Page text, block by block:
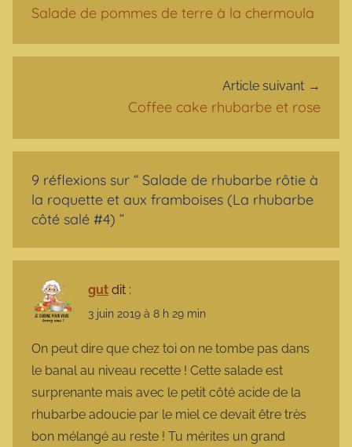
Salade de pommes de terre à la chermoula
Article suivant
Coffee cake rhubarbe et rose
9 réflexions sur “ Salade de rhubarbe rôtie à
la roquette et aux framboises (La rhubarbe
côté salé #4) ”
gut dit :
3 juin 2019 à 8 h 29 min
On peut dire que chez toi on ne tombe pas dans
le banal au niveau recette ! Cette salade est
surprenante mais avec le petit côté acide de la
rhubarbe adoucie par le miel ce devait être très
bon mélangé au reste ! Tu mérites un grand